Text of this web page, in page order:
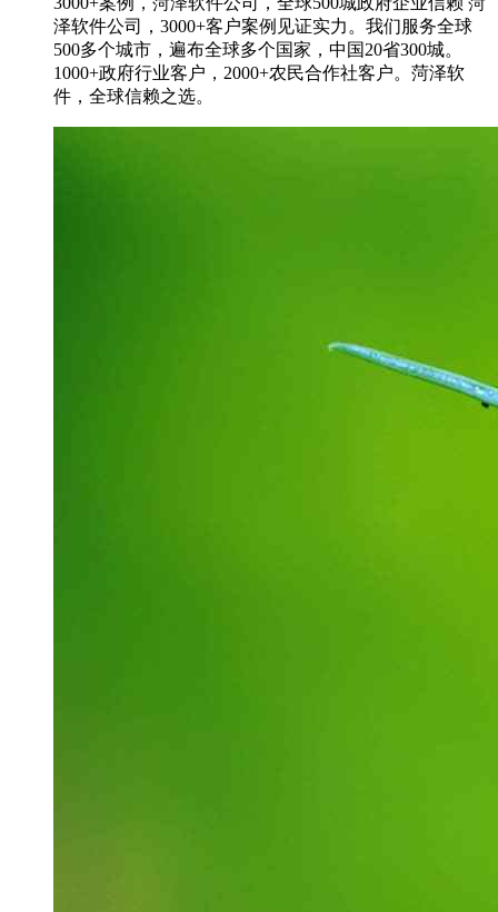
泽软件公司，3000+客户案例见证实力。我们服务全球
500多个城市，遍布全球多个国家，中国20省300城。
1000+政府行业客户，2000+农民合作社客户。菏泽软
件，全球信赖之选。